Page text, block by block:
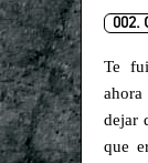
002.
Te
dejar
que